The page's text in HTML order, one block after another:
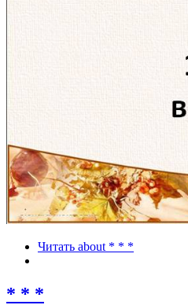
Читать about * * *
* * *